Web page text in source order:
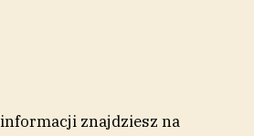
znajdziesz na